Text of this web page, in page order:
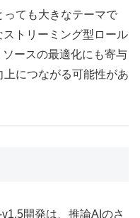
ても大きなテーマで
トリーミング型ロール
ースの最適化にも寄与
につながる可能性があ
開発は、推論AIのさ